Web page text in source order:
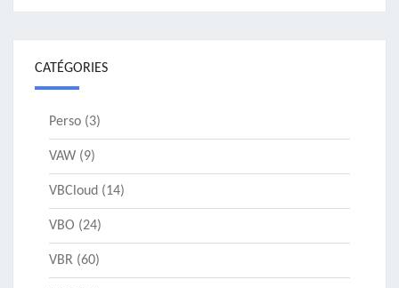
CATÉGORIES
Perso (3)
VAW (9)
VBCloud (14)
VBO (24)
VBR (60)